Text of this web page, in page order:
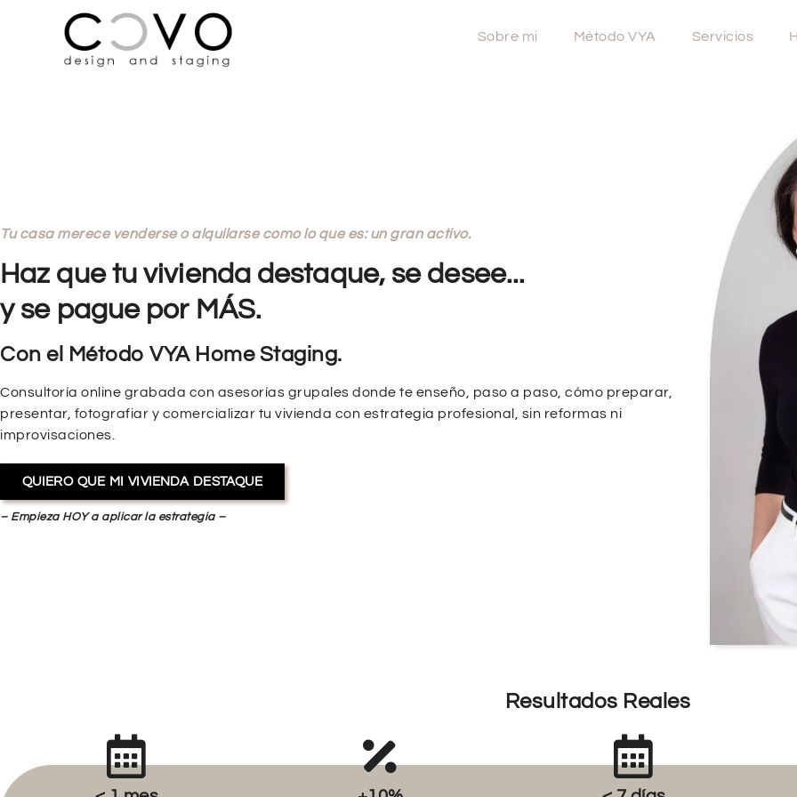
Sobre mi Método VYA Servicios
Tu casa merece venderse o alquilarse como lo que es: un gran activo.
Haz que tu vivienda destaque, se desee...
y se pague por MÁS.
Con el Método VYA Home Staging.
Consultoría online grabada con asesorías grupales donde te enseño, paso a paso, cómo preparar,
presentar, fotografiar y comercializar tu vivienda con estrategia profesional, sin reformas ni
improvisaciones.
QUIERO QUE MI VIVIENDA DESTAQUE
– Empieza HOY a aplicar la estrategia –
Resultados Reales